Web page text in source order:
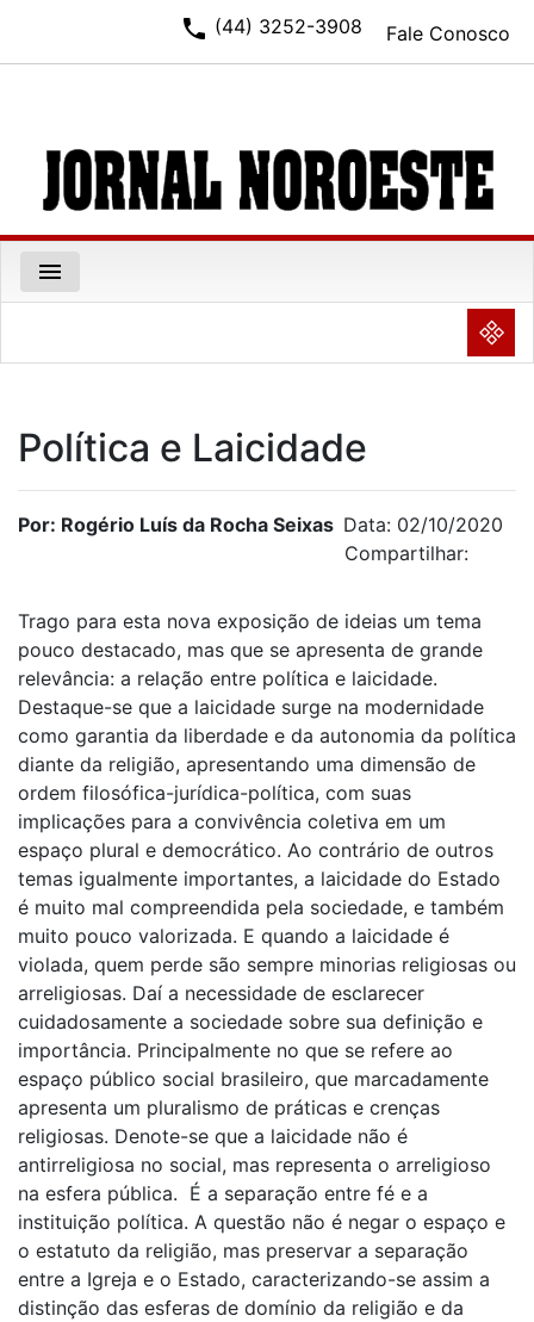
Fale Conosco
phone (44) 3252-3908
menu
NULL
Política e Laicidade
Por: Rogério Luís da Rocha Seixas Data: 02/10/2020
Compartilhar:
Trago para esta nova exposição de ideias um tema
pouco destacado, mas que se apresenta de grande
relevância: a relação entre política e laicidade.
Destaque-se que a laicidade surge na modernidade
como garantia da liberdade e da autonomia da política
diante da religião, apresentando uma dimensão de
ordem filosófica-jurídica-política, com suas
implicações para a convivência coletiva em um
espaço plural e democrático. Ao contrário de outros
temas igualmente importantes, a laicidade do Estado
é muito mal compreendida pela sociedade, e também
muito pouco valorizada. E quando a laicidade é
violada, quem perde são sempre minorias religiosas ou
arreligiosas. Daí a necessidade de esclarecer
cuidadosamente a sociedade sobre sua definição e
importância. Principalmente no que se refere ao
espaço público social brasileiro, que marcadamente
apresenta um pluralismo de práticas e crenças
religiosas. Denote-se que a laicidade não é
antirreligiosa no social, mas representa o arreligioso
na esfera pública. É a separação entre fé e a
instituição política. A questão não é negar o espaço e
o estatuto da religião, mas preservar a separação
entre a Igreja e o Estado, caracterizando-se assim a
distinção das esferas de domínio da religião e da